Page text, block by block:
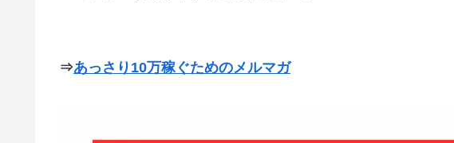
⇒あっさり10万稼ぐためのメルマガ